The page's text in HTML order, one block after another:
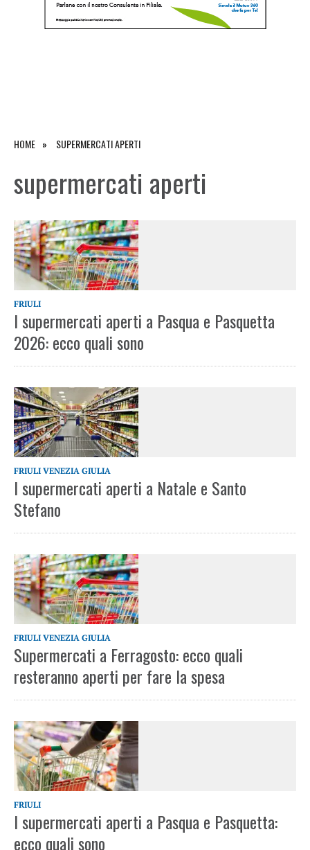
HOME SUPERMERCATI APERTI
supermercati aperti
FRIULI
I supermercati aperti a Pasqua e Pasquetta
2026: ecco quali sono
FRIULI VENEZIA GIULIA
I supermercati aperti a Natale e Santo
Stefano
FRIULI VENEZIA GIULIA
Supermercati a Ferragosto: ecco quali
resteranno aperti per fare la spesa
FRIULI
I supermercati aperti a Pasqua e Pasquetta:
ecco quali sono